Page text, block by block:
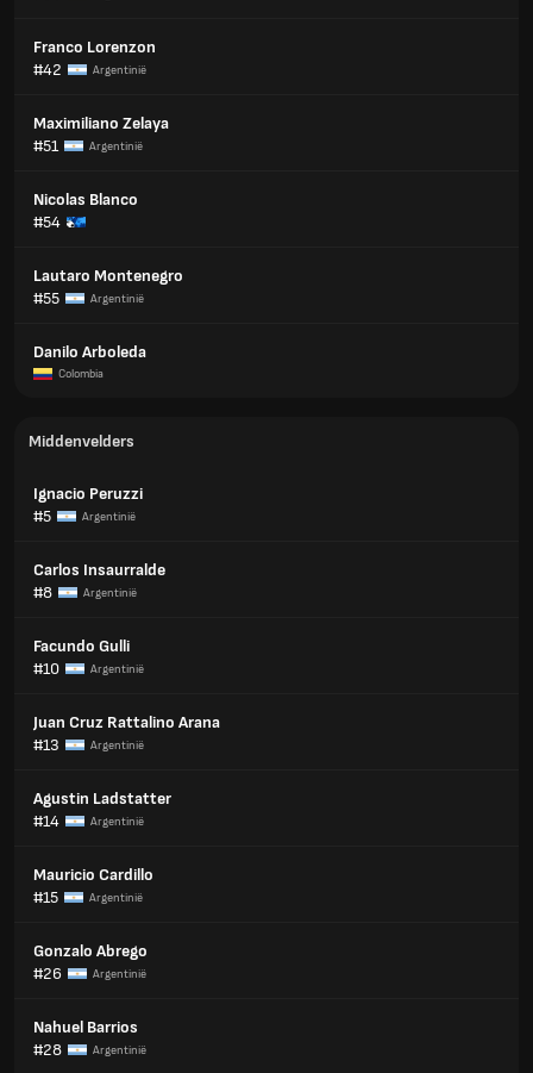
Franco Lorenzon
#42
Argentinië
Maximiliano Zelaya
#51
Argentinië
Nicolas Blanco
#54
Lautaro Montenegro
#55
Argentinië
Danilo Arboleda
Colombia
Middenvelders
Ignacio Peruzzi
#5
Argentinië
Carlos Insaurralde
#8
Argentinië
Facundo Gulli
#10
Argentinië
Juan Cruz Rattalino Arana
#13
Argentinië
Agustin Ladstatter
#14
Argentinië
Mauricio Cardillo
#15
Argentinië
Gonzalo Abrego
#26
Argentinië
Nahuel Barrios
#28
Argentinië